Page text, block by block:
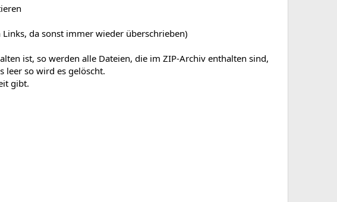
da sonst immer wieder überschrieben)
ist, so werden alle Dateien, die im ZIP-Archiv enthalten sind,
leer so wird es gelöscht.
gibt.